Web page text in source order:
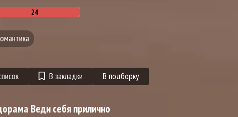
В закладки В подборку
Веди себя прилично